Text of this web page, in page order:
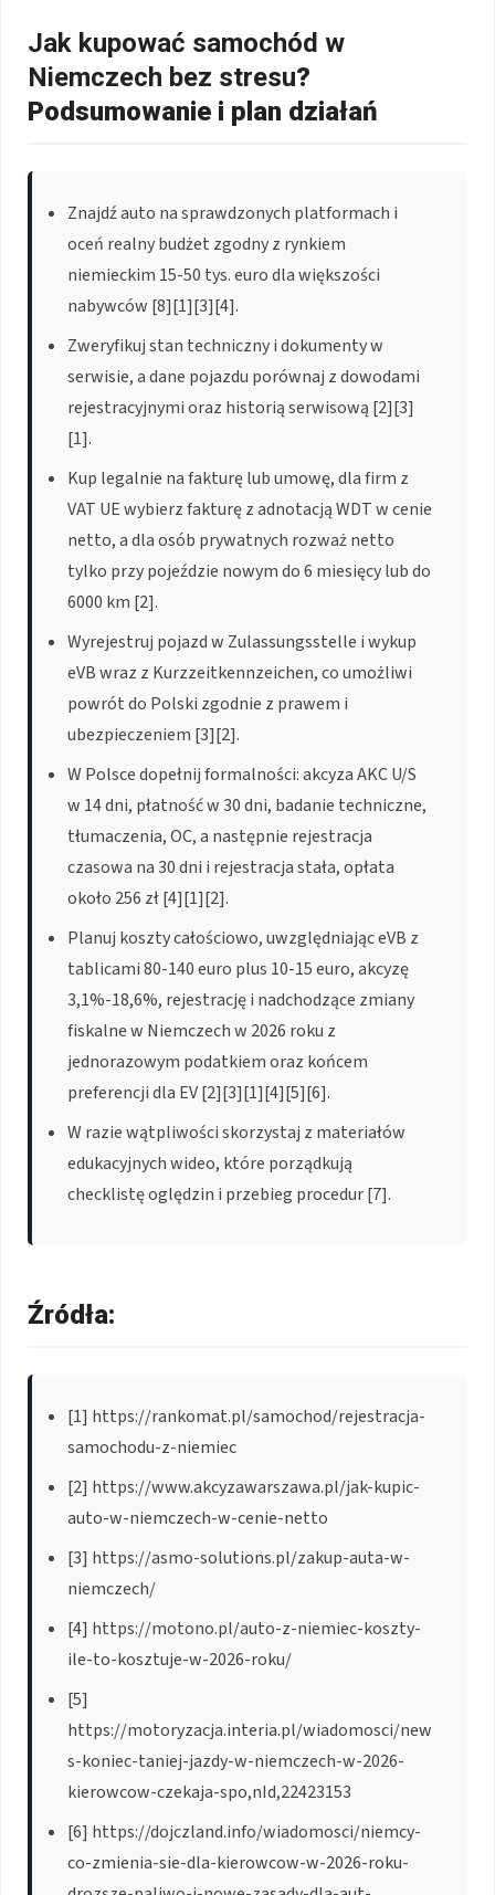
Jak kupować samochód w
Niemczech bez stresu?
Podsumowanie i plan działań
Znajdź auto na sprawdzonych platformach i
oceń realny budżet zgodny z rynkiem
niemieckim 15-50 tys. euro dla większości
nabywców [8][1][3][4].
Zweryfikuj stan techniczny i dokumenty w
serwisie, a dane pojazdu porównaj z dowodami
rejestracyjnymi oraz historią serwisową [2][3]
[1].
Kup legalnie na fakturę lub umowę, dla firm z
VAT UE wybierz fakturę z adnotacją WDT w cenie
netto, a dla osób prywatnych rozważ netto
tylko przy pojeździe nowym do 6 miesięcy lub do
6000 km [2].
Wyrejestruj pojazd w Zulassungsstelle i wykup
eVB wraz z Kurzzeitkennzeichen, co umożliwi
powrót do Polski zgodnie z prawem i
ubezpieczeniem [3][2].
W Polsce dopełnij formalności: akcyza AKC U/S
w 14 dni, płatność w 30 dni, badanie techniczne,
tłumaczenia, OC, a następnie rejestracja
czasowa na 30 dni i rejestracja stała, opłata
około 256 zł [4][1][2].
Planuj koszty całościowo, uwzględniając eVB z
tablicami 80-140 euro plus 10-15 euro, akcyzę
3,1%-18,6%, rejestrację i nadchodzące zmiany
fiskalne w Niemczech w 2026 roku z
jednorazowym podatkiem oraz końcem
preferencji dla EV [2][3][1][4][5][6].
W razie wątpliwości skorzystaj z materiałów
edukacyjnych wideo, które porządkują
checklistę oględzin i przebieg procedur [7].
Źródła:
[1] https://rankomat.pl/samochod/rejestracja-
samochodu-z-niemiec
[2] https://www.akcyzawarszawa.pl/jak-kupic-
auto-w-niemczech-w-cenie-netto
[3] https://asmo-solutions.pl/zakup-auta-w-
niemczech/
[4] https://motono.pl/auto-z-niemiec-koszty-
ile-to-kosztuje-w-2026-roku/
[5]
https://motoryzacja.interia.pl/wiadomosci/new
s-koniec-taniej-jazdy-w-niemczech-w-2026-
kierowcow-czekaja-spo,nId,22423153
[6] https://dojczland.info/wiadomosci/niemcy-
co-zmienia-sie-dla-kierowcow-w-2026-roku-